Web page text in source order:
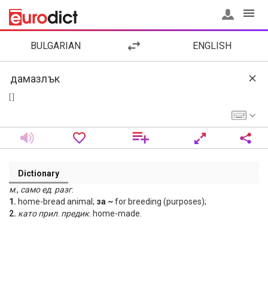
BULGARIAN ENGLISH
Dictionary
м., само ед. разг.
1. home-bread animal; за ~for breeding (purposes);
2. като прил. предик. home-made.